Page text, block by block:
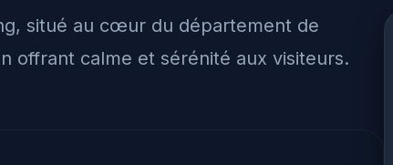
situé au cœur du département de
offrant calme et sérénité aux visiteurs.